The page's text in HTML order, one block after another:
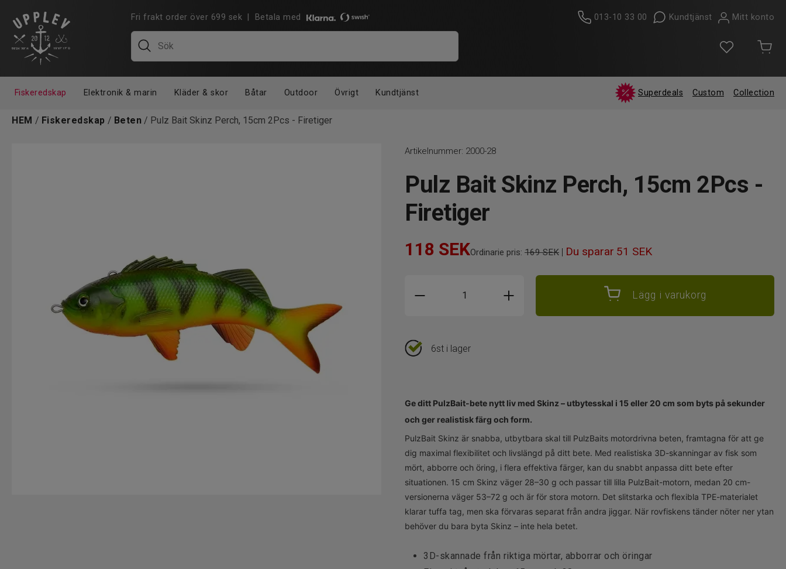
Fri frakt order över 699 sek | Betala med 013-10 33 00 Kundtjänst Mitt konto
Fiskeredskap Elektronik & marin Kläder & skor Båtar Outdoor Övrigt Kundtjänst Superdeals Custom Collection
HEM / Fiskeredskap / Beten / Pulz Bait Skinz Perch, 15cm 2Pcs - Firetiger
Artikelnummer: 2000-28
Pulz Bait Skinz Perch, 15cm 2Pcs -
Firetiger
118 SEKOrdinarie pris: 169 SEK | Du sparar 51 SEK
Lägg i varukorg
6st i lager
Ge ditt PulzBait-bete nytt liv med Skinz – utbytesskal i 15 eller 20 cm som byts på sekunder
och ger realistisk färg och form.
PulzBait Skinz är snabba, utbytbara skal till PulzBaits motordrivna beten, framtagna för att ge
dig maximal flexibilitet och livslängd på ditt bete. Med realistiska 3D-skanningar av fisk som
mört, abborre och öring, i flera effektiva färger, kan du snabbt anpassa ditt bete efter
situationen. 15 cm Skinz väger 28–30 g och passar till lilla PulzBait-motorn, medan 20 cm-
versionerna väger 53–72 g och är för stora motorn. Det slitstarka och flexibla TPE-materialet
klarar tuffa tag, men ska förvaras separat från andra jiggar. När rovfiskens tänder nöter ner ytan
behöver du bara byta Skinz – inte hela betet.
3D-skannade från riktiga mörtar, abborrar och öringar